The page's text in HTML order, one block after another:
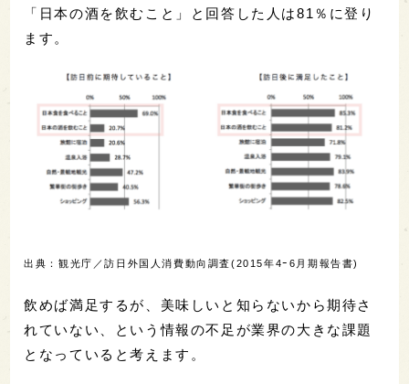
「日本の酒を飲むこと」と回答した人は81％に登り
ます。
出典：観光庁／訪日外国人消費動向調査(2015年4ｰ6月期報告書)
飲めば満足するが、美味しいと知らないから期待さ
れていない、という情報の不足が業界の大きな課題
となっていると考えます。